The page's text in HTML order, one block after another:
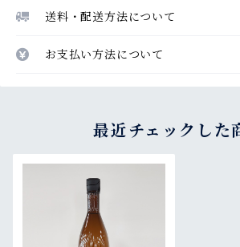
送料・配送方法について
お支払い方法について
最近チェックした